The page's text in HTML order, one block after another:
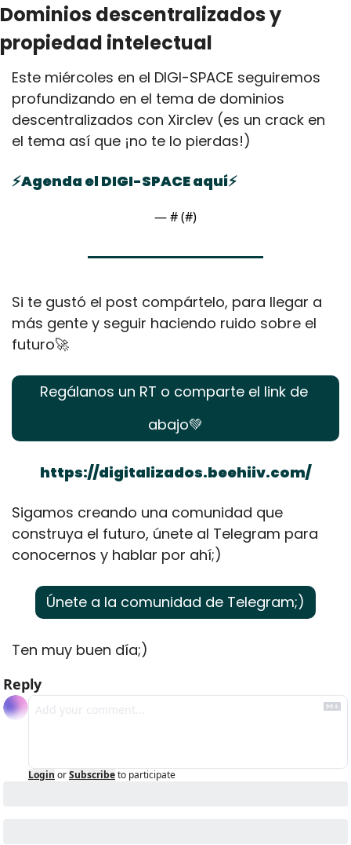
Dominios descentralizados y
propiedad intelectual
Este miércoles en el DIGI-SPACE seguiremos
profundizando en el tema de dominios
descentralizados con Xirclev (es un crack en
el tema así que ¡no te lo pierdas!)
⚡Agenda el DIGI-SPACE aquí⚡
— # (#)
Si te gustó el post compártelo, para llegar a
más gente y seguir haciendo ruido sobre el
futuro🚀
Regálanos un RT o comparte el link de
abajo💚
https://digitalizados.beehiiv.com/
Sigamos creando una comunidad que
construya el futuro, únete al Telegram para
conocernos y hablar por ahí;)
Únete a la comunidad de Telegram;)
Ten muy buen día;)
Reply
Login orSubscribeto participate